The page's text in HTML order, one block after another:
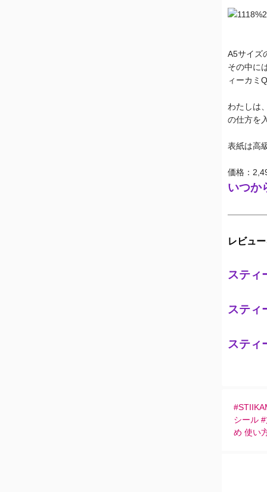
A5サイズ
その中に
ィーカミ
わたしは
の仕方を
表紙は高
価格：
いつか
レビュ
スティ
スティ
スティ
シール
め 使い